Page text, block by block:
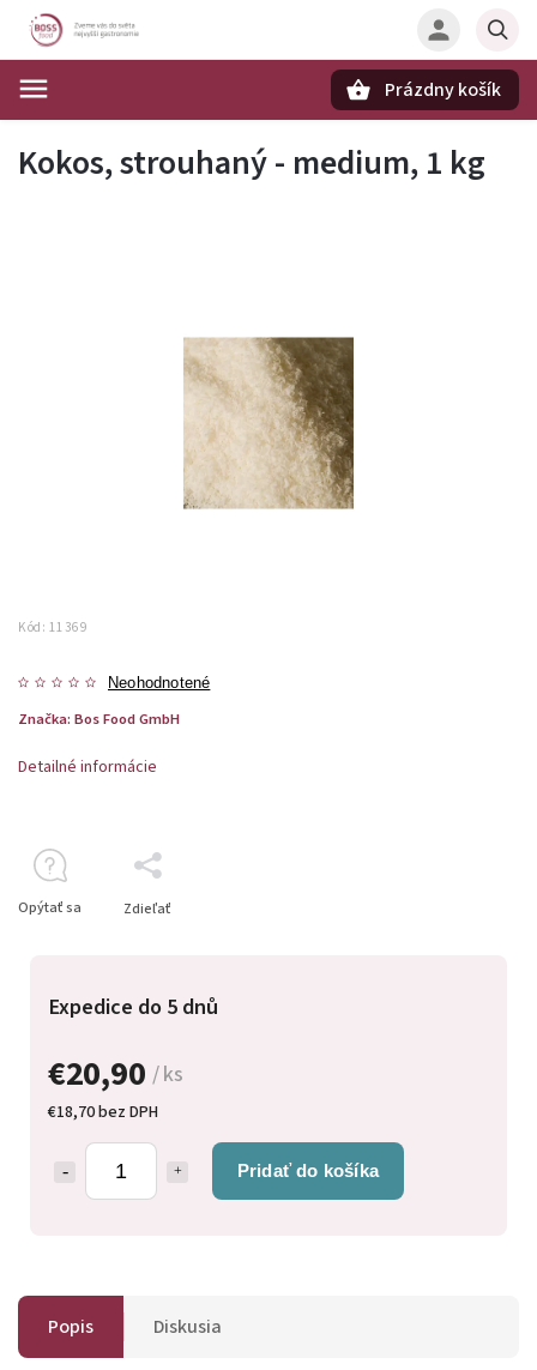
Prázdny košík
Kokos, strouhaný - medium, 1 kg
Kód: 11369
Neohodnotené
Značka: Bos Food GmbH
€20,90 / ks
€18,70 bez DPH
Pridať do košíka
Expedice do 5 dnů
Detailné informácie
Opýtať sa Zdieľať
Popis Diskusia